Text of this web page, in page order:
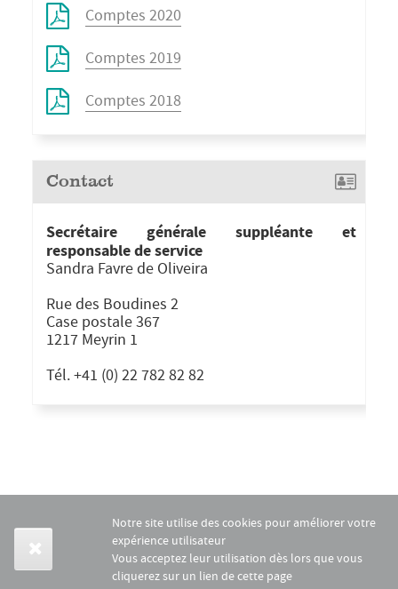
Comptes 2020
Comptes 2019
Comptes 2018
Contact
Secrétaire générale suppléante et
responsable de service
Sandra Favre de Oliveira
Rue des Boudines 2
Case postale 367
1217 Meyrin 1
Tél. +41 (0) 22 782 82 82
Notre site utilise des cookies pour améliorer votre
expérience utilisateur
Vous acceptez leur utilisation dès lors que vous
cliquerez sur un lien de cette page